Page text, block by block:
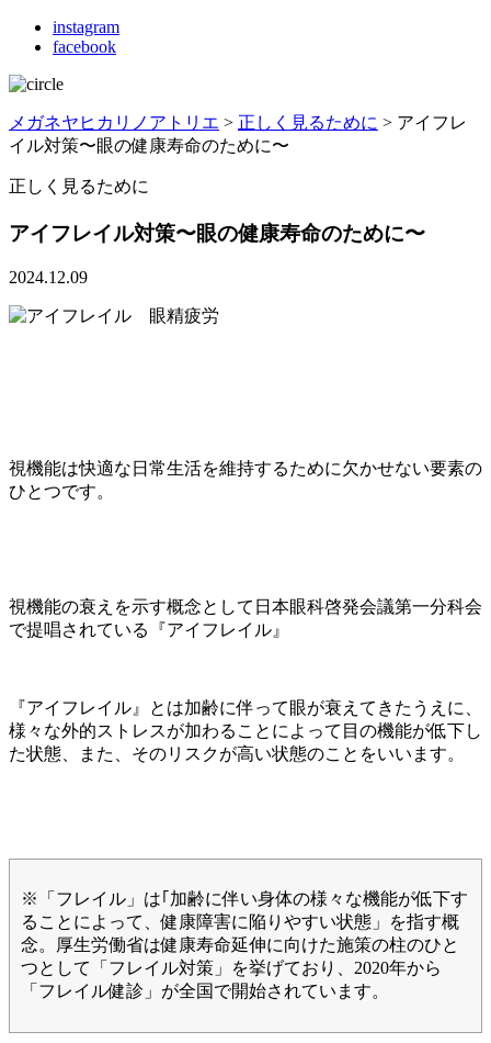
instagram
facebook
メガネヤヒカリノアトリエ > 正しく見るために > アイフレ
イル対策〜眼の健康寿命のために〜
正しく見るために
アイフレイル対策〜眼の健康寿命のために〜
2024.12.09
視機能は快適な日常生活を維持するために欠かせない要素の
ひとつです。
視機能の衰えを示す概念として日本眼科啓発会議第一分科会
で提唱されている『アイフレイル』
『アイフレイル』とは加齢に伴って眼が衰えてきたうえに、
様々な外的ストレスが加わることによって目の機能が低下し
た状態、また、そのリスクが高い状態のことをいいます。
※「フレイル」は｢加齢に伴い身体の様々な機能が低下す
ることによって、健康障害に陥りやすい状態」を指す概
念。厚生労働省は健康寿命延伸に向けた施策の柱のひと
つとして「フレイル対策」を挙げており、2020年から
「フレイル健診」が全国で開始されています。